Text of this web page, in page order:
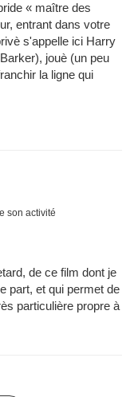
« maître des
entrant dans votre
s'appelle ici Harry
jouè (un peu
la ligne qui
son activité
de ce film dont je
part, et qui permet de
particulière propre à